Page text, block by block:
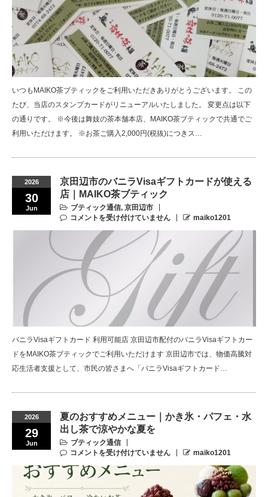
いつもMAIKO茶ブティックをご利用いただきありがとうございます。 この
たび、当店のスタンプカードがリニューアルいたしました。 変更点は以下
の通りです。 ※今後は舞妓の茶本舗本店、MAIKO茶ブティックで共通でご
利用いただけます。 ※お茶ご購入2,000円(税抜)につきス…
2026
30
Jun
京田辺市のバニラVisaギフトカードが使える
店｜MAIKO茶ブティック
ブティック通信, 京田辺市
コメントを受け付けていません
maiko1201
バニラVisaギフトカード 利用可能店 京田辺市配付のバニラVisaギフトカー
ドをMAIKO茶ブティックでご利用いただけます 京田辺市では、物価高騰対
応生活者支援として、市民の皆さまへ「バニラVisaギフトカード…
2026
29
Jun
夏のおすすめメニュー｜かき氷・パフェ・水
出し茶で涼やかな夏を
ブティック通信
コメントを受け付けていません
maiko1201